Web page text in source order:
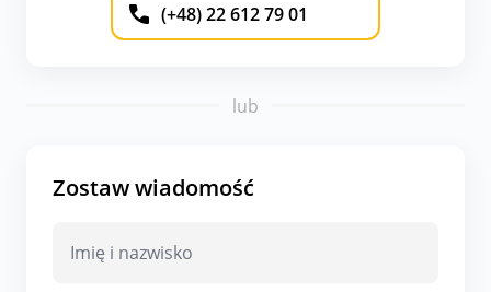
(+48) 22 612 79 01
lub
Zostaw wiadomość